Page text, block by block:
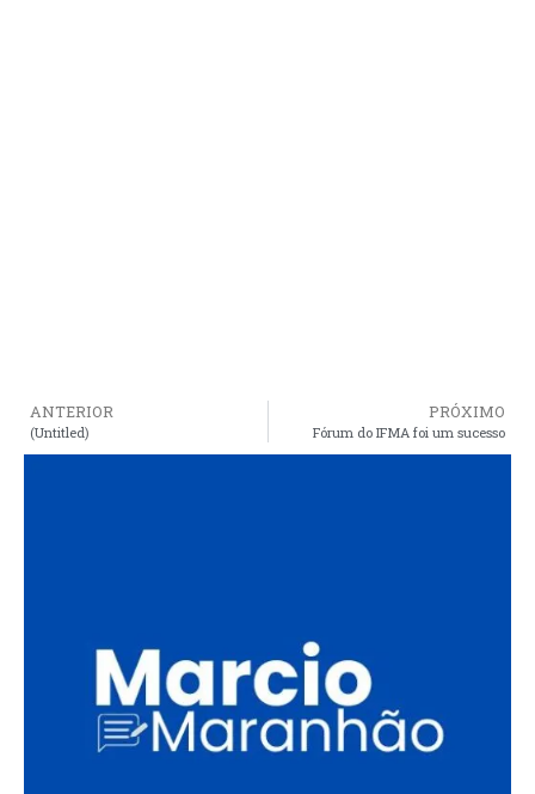
ANTERIOR
(Untitled)
PRÓXIMO
Fórum do IFMA foi um sucesso